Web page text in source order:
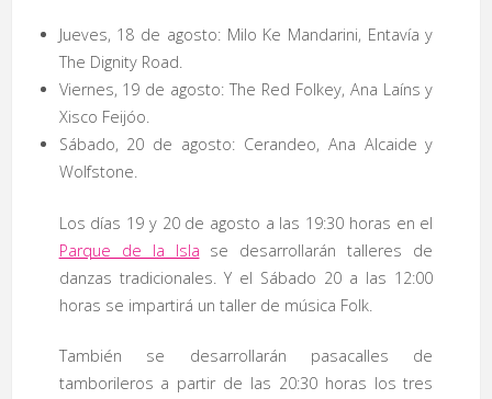
Jueves, 18 de agosto: Milo Ke Mandarini, Entavía y
The Dignity Road.
Viernes, 19 de agosto: The Red Folkey, Ana Laíns y
Xisco Feijóo.
Sábado, 20 de agosto: Cerandeo, Ana Alcaide y
Wolfstone.
Los días 19 y 20 de agosto a las 19:30 horas en el
Parque de la Isla se desarrollarán talleres de
danzas tradicionales. Y el Sábado 20 a las 12:00
horas se impartirá un taller de música Folk.
También se desarrollarán pasacalles de
tamborileros a partir de las 20:30 horas los tres